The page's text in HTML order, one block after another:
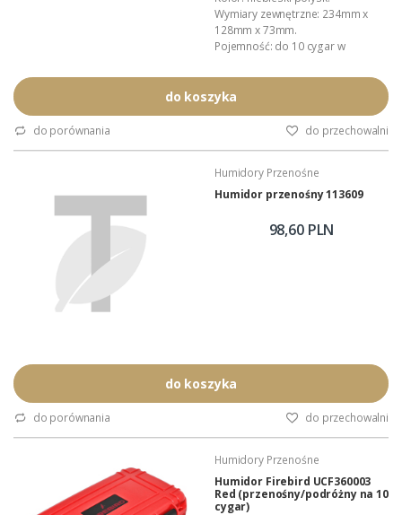
Wymiary zewnętrzne: 234mm x
128mm x 73mm.
Pojemność: do 10 cygar w
Wyposażenie: nawilżacz,
profilowane przekładki.
Materiał: wytrzymałe, lakierowane
amortyzującą.
Zastosowanie: przechowywanie i
Dystrybucja...
do koszyka
do porównania do przechowalni
Humidory Przenośne
Humidor przenośny 113609
98,60 PLN
do koszyka
do porównania do przechowalni
Humidory Przenośne
Humidor Firebird UCF360003
Red (przenośny/podróżny na 10
cygar)